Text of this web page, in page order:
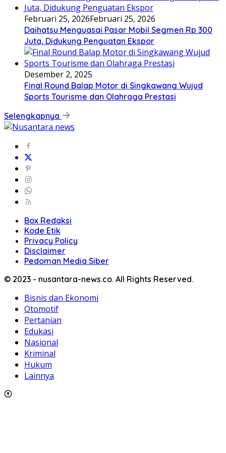
Februari 25, 2026Februari 25, 2026
Daihatsu Menguasai Pasar Mobil Segmen Rp 300
Juta, Didukung Penguatan Ekspor
Desember 2, 2025
Final Round Balap Motor di Singkawang Wujud
Sports Tourisme dan Olahraga Prestasi
Selengkapnya
Box Redaksi
Kode Etik
Privacy Policy
Disclaimer
Pedoman Media Siber
© 2023 - nusantara-news.co. All Rights Reserved.
Bisnis dan Ekonomi
Otomotif
Pertanian
Edukasi
Nasional
Kriminal
Hukum
Lainnya